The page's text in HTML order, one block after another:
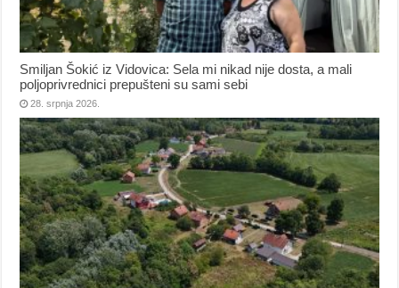
Smiljan Šokić iz Vidovica: Sela mi nikad nije dosta, a mali
poljoprivrednici prepušteni su sami sebi
28. srpnja 2026.